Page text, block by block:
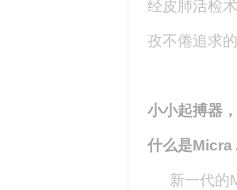
经皮肺活检
孜不倦追求
小小起搏器
什么是Micra
新一代的